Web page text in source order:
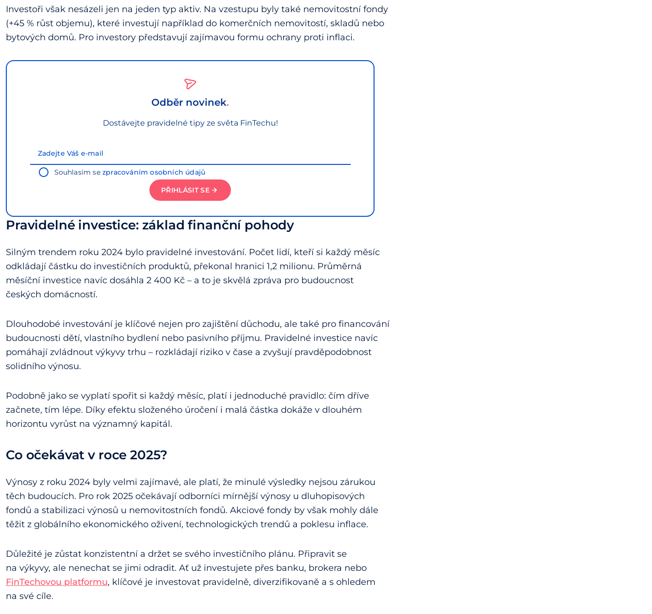
Investoři však nesázeli jen na jeden typ aktiv. Na vzestupu byly také nemovitostní fondy
(+45 % růst objemu), které investují například do komerčních nemovitostí, skladů nebo
bytových domů. Pro investory představují zajímavou formu ochrany proti inflaci.
Odběr novinek
Dostávejte pravidelné tipy ze světa FinTechu!
Souhlasím sezpracováním osobních údajů
PŘIHLÁSIT SE
Pravidelné investice: základ finanční pohody
Silným trendem roku 2024 bylo pravidelné investování. Počet lidí, kteří si každý měsíc
odkládají částku do investičních produktů, překonal hranici 1,2 milionu. Průměrná
měsíční investice navíc dosáhla 2 400 Kč – a to je skvělá zpráva pro budoucnost
českých domácností.
Dlouhodobé investování je klíčové nejen pro zajištění důchodu, ale také pro financování
budoucnosti dětí, vlastního bydlení nebo pasivního příjmu. Pravidelné investice navíc
pomáhají zvládnout výkyvy trhu – rozkládají riziko v čase a zvyšují pravděpodobnost
solidního výnosu.
Podobně jako se vyplatí spořit si každý měsíc, platí i jednoduché pravidlo: čím dříve
začnete, tím lépe. Díky efektu složeného úročení i malá částka dokáže v dlouhém
horizontu vyrůst na významný kapitál.
Co očekávat v roce 2025?
Výnosy z roku 2024 byly velmi zajímavé, ale platí, že minulé výsledky nejsou zárukou
těch budoucích. Pro rok 2025 očekávají odborníci mírnější výnosy u dluhopisových
fondů a stabilizaci výnosů u nemovitostních fondů. Akciové fondy by však mohly dále
těžit z globálního ekonomického oživení, technologických trendů a poklesu inflace.
Důležité je zůstat konzistentní a držet se svého investičního plánu. Připravit se
na výkyvy, ale nenechat se jimi odradit. Ať už investujete přes banku, brokera nebo
FinTechovou platformu, klíčové je investovat pravidelně, diverzifikovaně a s ohledem
na své cíle.